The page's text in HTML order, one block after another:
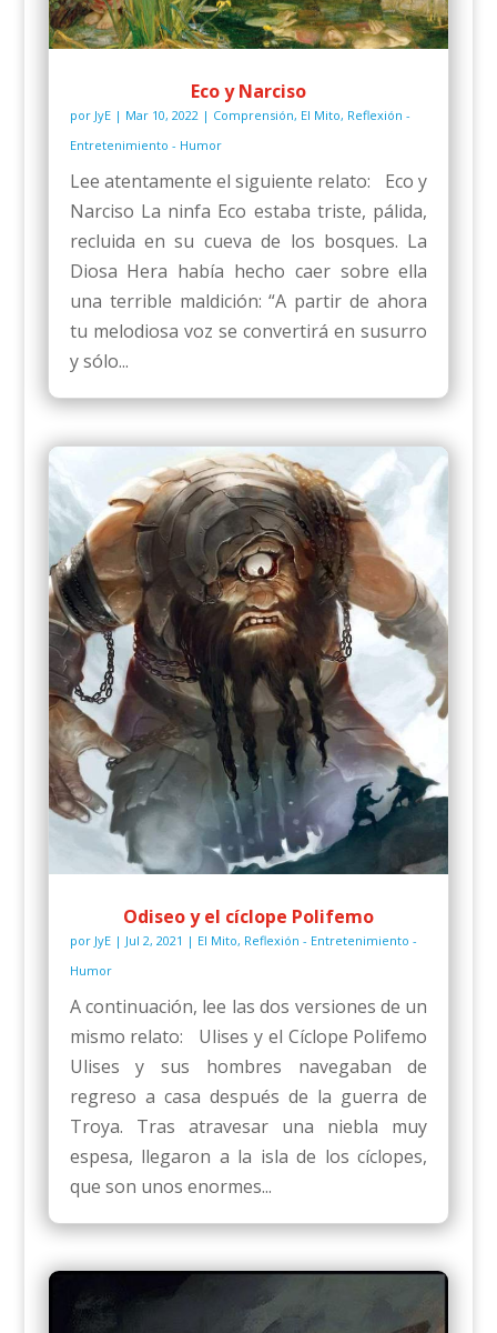
Eco y Narciso
por JyE| Mar 10, 2022| Comprensión, El Mito, Reflexión -
Entretenimiento - Humor
Lee atentamente el siguiente relato: Eco y
Narciso La ninfa Eco estaba triste, pálida,
recluida en su cueva de los bosques. La
Diosa Hera había hecho caer sobre ella
una terrible maldición: “A partir de ahora
tu melodiosa voz se convertirá en susurro
y sólo...
Odiseo y el cíclope Polifemo
por JyE| Jul 2, 2021 | El Mito, Reflexión - Entretenimiento -
Humor
A continuación, lee las dos versiones de un
mismo relato: Ulises y el Cíclope Polifemo
Ulises y sus hombres navegaban de
regreso a casa después de la guerra de
Troya. Tras atravesar una niebla muy
espesa, llegaron a la isla de los cíclopes,
que son unos enormes...